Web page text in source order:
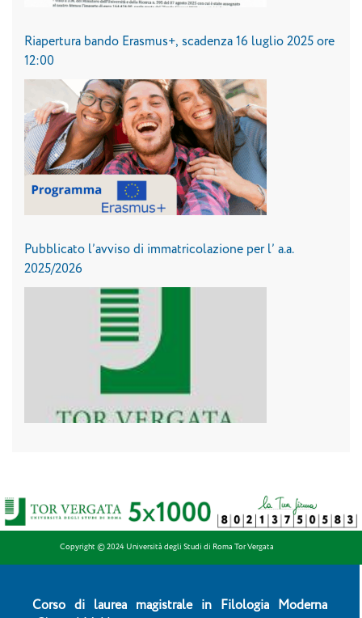
Riapertura bando Erasmus+, scadenza 16 luglio 2025 ore
12:00
Pubblicato l’avviso di immatricolazione per l’ a.a.
2025/2026
Copyright © 2024 Università degli Studi di Roma Tor Vergata
Corso di laurea magistrale in Filologia Moderna